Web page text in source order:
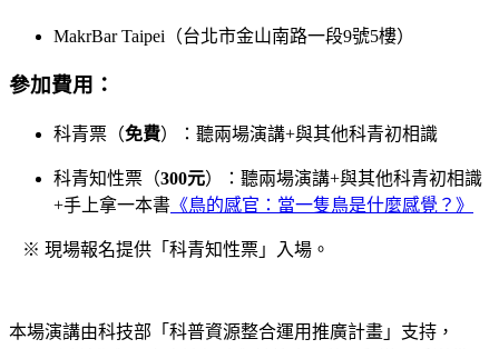
MakrBar Taipei（台北市金山南路一段9號5樓）
參加費用：
科青票（免費）：聽兩場演講+與其他科青初相識
科青知性票（300元）：聽兩場演講+與其他科青初相識
+手上拿一本書 《鳥的感官：當一隻鳥是什麼感覺？》
※ 現場報名提供「科青知性票」入場。
本場演講由科技部「科普資源整合運用推廣計畫」支持，